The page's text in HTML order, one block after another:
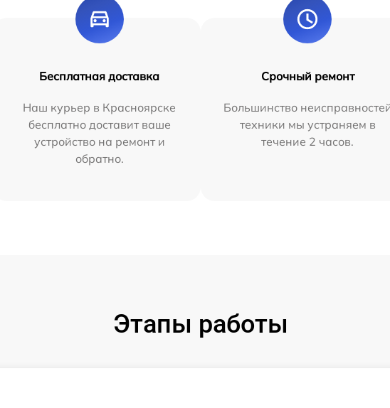
Бесплатная доставка
Наш курьер в Красноярске
бесплатно доставит ваше
устройство на ремонт и
обратно.
Срочный ремонт
Большинство
техники мы устраняем в
течение 2 часов.
Этапы работы